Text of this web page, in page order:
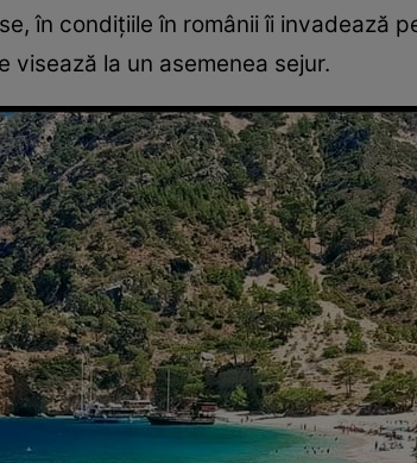
în condițiile în românii îi invadează
la un asemenea sejur.